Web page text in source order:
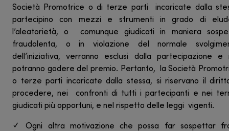
Società Promotrice o di terze parti incaricate dalla
partecipino con mezzi e strumenti in grado di
l’aleatorietà, o comunque giudicati in maniera
fraudolenta, o in violazione del normale
dell’iniziativa, verranno esclusi dalla partecipazione e
potranno godere del premio. Pertanto, la Società
o terze parti incaricate dalla stessa, si riservano il
procedere, nei confronti di tutti i partecipanti e nei
giudicati più opportuni, e nel rispetto delle leggi vigenti.
✓ Ogni altra motivazione che possa far sospettar